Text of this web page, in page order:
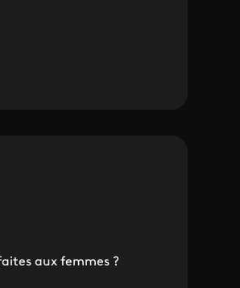
aux femmes ?